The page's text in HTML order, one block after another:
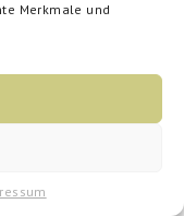
Merkmale und